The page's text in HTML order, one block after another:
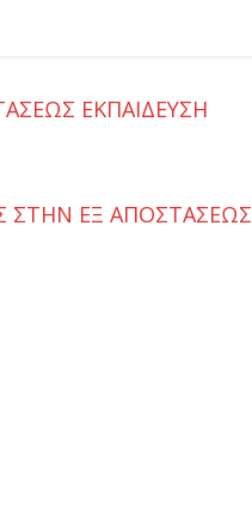
ΕΚΠΑΙΔΕΥΣΗ
ΣΤΗΝ ΕΞ ΑΠΟΣΤΑΣΕΩΣ